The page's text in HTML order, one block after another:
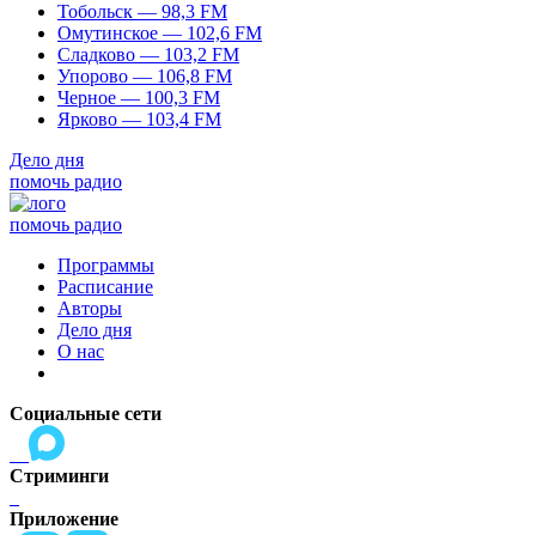
Тобольск — 98,3 FM
Омутинское — 102,6 FM
Сладково — 103,2 FM
Упорово — 106,8 FM
Черное — 100,3 FM
Ярково — 103,4 FM
Дело дня
помочь радио
помочь радио
Программы
Расписание
Авторы
Дело дня
О нас
Социальные сети
Стриминги
Приложение